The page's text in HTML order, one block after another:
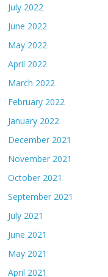
July 2022
June 2022
May 2022
April 2022
March 2022
February 2022
January 2022
December 2021
November 2021
October 2021
September 2021
July 2021
June 2021
May 2021
April 2021